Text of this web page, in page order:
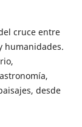
cruce entre
humanidades.
desde